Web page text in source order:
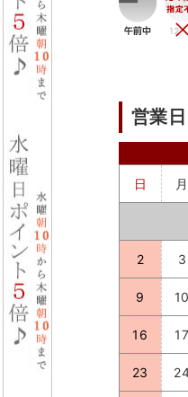
営業
日
月
2 3
9 10
16 17
23